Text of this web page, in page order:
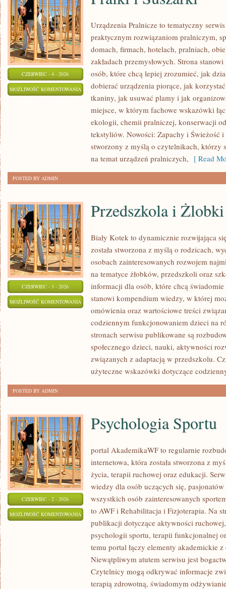
CZERWIEC - 4 - 2026
MOŻLIWOŚĆ KOMENTOWANIA PRALKI
SUSZARKI
Urządzenia Pralnicze to tematyczny
praktycznym rozwiązaniom pralniczym,
domach, firmach, hotelach, pralniach,
zakładach przemysłowych. Strona
osób, które chcą lepiej zrozumieć, jak
dobierać urządzenia piorące, jak
tkaniny, jak usuwać plamy i jak
miejsce, w którym fachowe wskazówki
ekologii, chemii pralniczej, konserwacji
tekstyliów. Nowości: Zapachy i Świeżość i
stworzony z myślą o czytelnikach, którzy
na temat urządzeń pralniczych, [ Read
POSTED BY ADMIN
CZERWIEC - 3 - 2026
MOŻLIWOŚĆ KOMENTOWANIA PRZEDSZKOLA
ŻLOBKI
Przedszkola i Żlobki
Biały Kotek to dynamicznie rozwijająca
została stworzona z myślą o rodzicach,
osobach zainteresowanych rozwojem
na tematyce żłobków, przedszkoli oraz
informacji dla osób, które chcą
stanowi kompendium wiedzy, w której
omówienia oraz wartościowe treści
codziennym funkcjonowaniem dzieci na
stronach serwisu publikowane są
społecznego dzieci, nauki, aktywności
związanych z adaptacją w przedszkolu.
użyteczne wskazówki dotyczące
POSTED BY ADMIN
CZERWIEC - 2 - 2026
MOŻLIWOŚĆ KOMENTOWANIA PSYCHOLOGIA
SPORTU
Psychologia Sportu
portal AkademikaWF to regularnie
internetowa, która została stworzona z
życia, terapii ruchowej oraz edukacji.
wiedzy dla osób uczących się,
wszystkich osób zainteresowanych
to AWF i Rehabilitacja i Fizjoterapia. Na
publikacji dotyczące aktywności
psychologii sportu, terapii funkcjonalnej
temu portal łączy elementy akademickie
Niewątpliwym atutem serwisu jest
Czytelnicy mogą odkrywać informacje
terapią zdrowotną, świadomym